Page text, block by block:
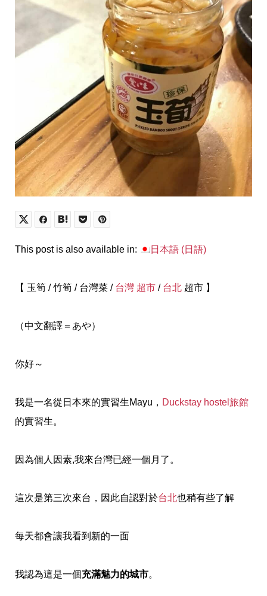
This post is also available in: 日本語(日語)
【 玉筍 / 竹筍 / 台灣菜 / 台灣 超市/ 台北超市 】
（中文翻譯＝あや）
你好～
我是一名從日本來的實習生Mayu， Duckstay hostel旅館
的實習生。
因為個人因素,我來台灣已經一個月了。
這次是第三次來台，因此自認對於台北也稍有些了解
每天都會讓我看到新的一面
我認為這是一個充滿魅力的城市。